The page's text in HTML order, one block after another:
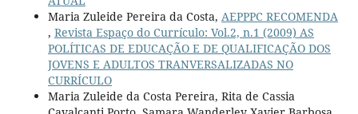
Maria Zuleide Pereira da Costa, AEPPPC RECOMENDA
, Revista Espaço do Currículo: Vol.2, n.1 (2009) AS
POLÍTICAS DE EDUCAÇÃO E DE QUALIFICAÇÃO DOS
JOVENS E ADULTOS TRANVERSALIZADAS NO
CURRÍCULO
Maria Zuleide da Costa Pereira, Rita de Cassia